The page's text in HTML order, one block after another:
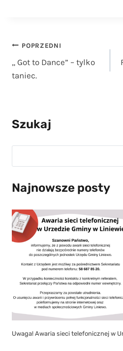
Nawigacja
wpisu
POPRZEDNI
„ Got to Dance” – tylko
taniec.
Szukaj
Najnowsze posty
Uwaga! Awaria sieci telefonicznej w